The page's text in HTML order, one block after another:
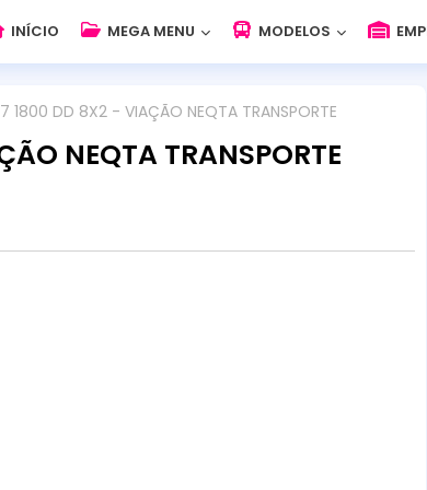
INÍCIO MEGA MENU MODELOS
1800 DD 8X2 - VIAÇÃO NEQTA TRANSPORTE
NEQTA TRANSPORTE